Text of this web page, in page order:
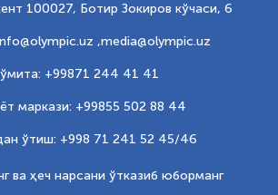
100027, Ботир Зокиров кўчаси, 6
,media@olympic.uz
+99871 244 41 41
маркази: +99855 502 88 44
ўтиш: +998 71 241 52 45/46
ва ҳеч нарсани ўтказиб юборманг